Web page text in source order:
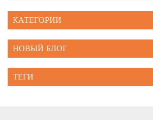
КАТЕГОРИИ
НОВЫЙ БЛОГ
ТЕГИ